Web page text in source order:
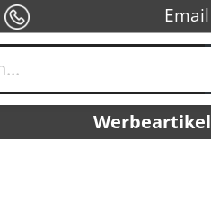
Email
Werbeartikel